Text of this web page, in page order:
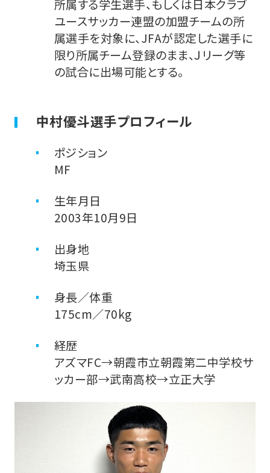
所属する学生選手、もしくは日本クラブ
ユースサッカー連盟の加盟チームの所
属選手を対象に、JFAが認定した選手に
限り所属チーム登録のまま、Ｊリーグ等
の試合に出場可能とする。
中村優斗選手プロフィール
ポジション
MF
生年月日
2003年10月9日
出身地
埼玉県
身長／体重
175cm／70kg
経歴
アズマFC→朝霞市立朝霞第二中学校サ
ッカー部→武南高校→立正大学